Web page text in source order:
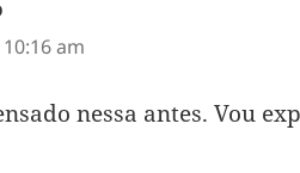
am
nessa antes. Vou